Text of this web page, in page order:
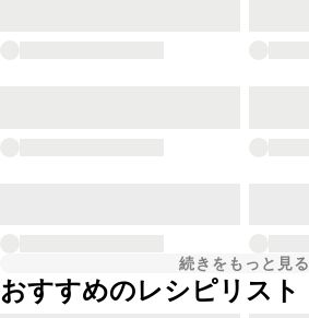
続きをもっと見る
おすすめのレシピリスト